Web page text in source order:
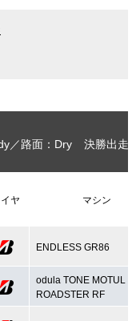
路面：Dry
決勝出走
ヤ マシン
ENDLESS GR86
odula TONE MOTUL
ROADSTER RF